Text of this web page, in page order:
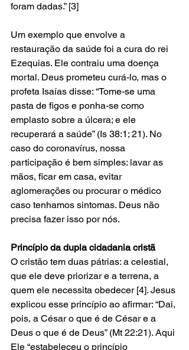
foram dadas.” [3]
Um exemplo que envolve a
restauração da saúde foi a cura do rei
Ezequias. Ele contraiu uma doença
mortal. Deus prometeu curá-lo, mas o
profeta Isaías disse: “Tome-se uma
pasta de figos e ponha-se como
emplasto sobre a úlcera; e ele
recuperará a saúde” (Is 38:1; 21). No
caso do coronavírus, nossa
participação é bem simples: lavar as
mãos, ficar em casa, evitar
aglomerações ou procurar o médico
caso tenhamos sintomas. Deus não
precisa fazer isso por nós.
Princípio da dupla cidadania cristã
O cristão tem duas pátrias: a celestial,
que ele deve priorizar e a terrena, a
quem ele necessita obedecer [4]. Jesus
explicou esse princípio ao afirmar: “Dai,
pois, a César o que é de César e a
Deus o que é de Deus” (Mt 22:21). Aqui
Ele “estabeleceu o princípio